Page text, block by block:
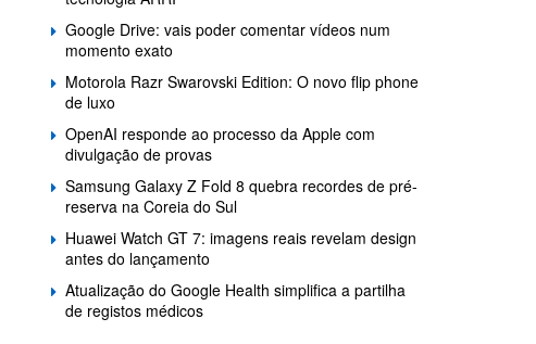
Google Drive: vais poder comentar vídeos num
momento exato
Motorola Razr Swarovski Edition: O novo flip phone
de luxo
OpenAI responde ao processo da Apple com
divulgação de provas
Samsung Galaxy Z Fold 8 quebra recordes de pré-
reserva na Coreia do Sul
Huawei Watch GT 7: imagens reais revelam design
antes do lançamento
Atualização do Google Health simplifica a partilha
de registos médicos